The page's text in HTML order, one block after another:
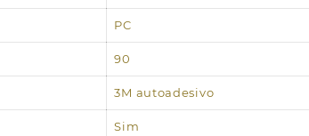
PC
90
3M autoadesivo
Sim